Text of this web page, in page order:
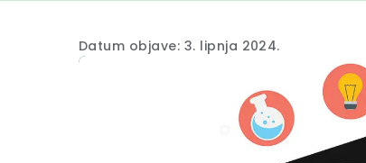
Datum objave: 3. lipnja 2024.